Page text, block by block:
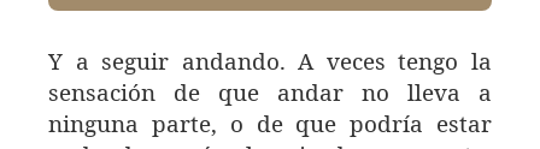
Y a seguir andando. A veces tengo la
sensación de que andar no lleva a
ninguna parte, o de que podría estar